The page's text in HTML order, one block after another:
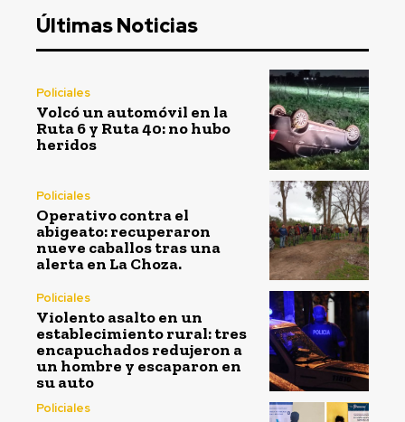
Últimas Noticias
Policiales
Volcó un automóvil en la
Ruta 6 y Ruta 40: no hubo
heridos
Policiales
Operativo contra el
abigeato: recuperaron
nueve caballos tras una
alerta en La Choza.
Policiales
Violento asalto en un
establecimiento rural: tres
encapuchados redujeron a
un hombre y escaparon en
su auto
Policiales